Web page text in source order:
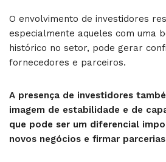
O envolvimento de investidores
especialmente aqueles com uma
histórico no setor, pode gerar
fornecedores e parceiros.
A presença de investidores
imagem de estabilidade e de
que pode ser um diferencial
novos negócios e firmar